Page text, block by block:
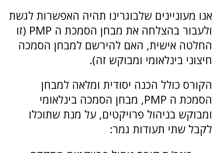
אנו מעוניינים שלבוגרינו תהיה האפשרות לגשת
ולעבור בהצלחה את מבחן הסמכת ה PMP (זו
החלטה אישית, האם להירשם למבחן הסמכה
חיצוני בינלאומי ומבוקש זה).
הקורס כולל הכנה יסודית ומלאה למבחן
הסמכת ה PMP, מבחן הסמכה בינלאומי
ומבוקש בניהול פרויקטים, על מנת שתוכלו
לקבל שתי תעודות גמר: